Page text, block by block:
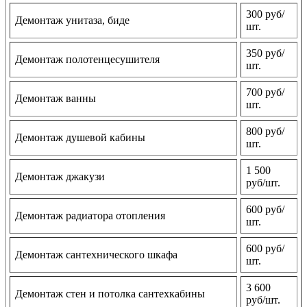
Демонтаж унитаза, биде
300 руб/
шт.
Демонтаж полотенцесушителя
350 руб/
шт.
Демонтаж ванны
700 руб/
шт.
Демонтаж душевой кабины
800 руб/
шт.
Демонтаж джакузи
1 500
руб/шт.
Демонтаж радиатора отопления
600 руб/
шт.
Демонтаж сантехнического шкафа
600 руб/
шт.
Демонтаж стен и потолка сантехкабины
3 600
руб/шт.